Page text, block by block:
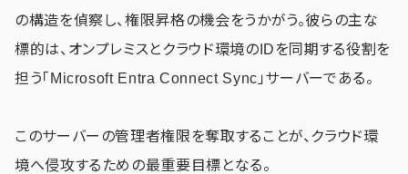
の構造を偵察し、権限昇格の機会をうかがう。彼らの主な
標的は、オンプレミスとクラウド環境のIDを同期する役割を
担う「Microsoft Entra Connect Sync」サーバーである。
このサーバーの管理者権限を奪取することが、クラウド環
境へ侵攻するための最重要目標となる。